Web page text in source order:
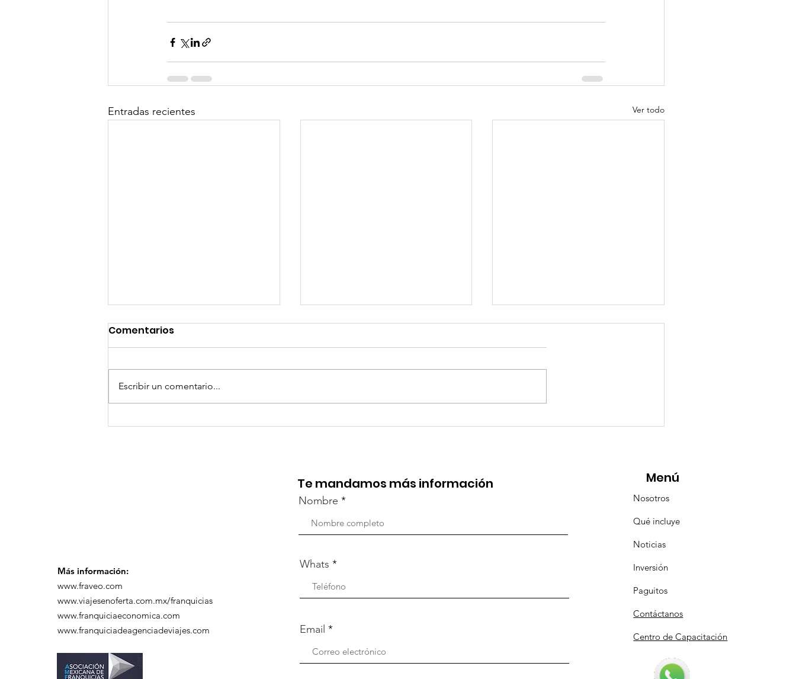
Entradas recientes Ver todo
GoMapTravelByFraveo
TourTravelynByFraveo
ViveMásViajandoByFraveo
Comentarios
Escribir un comentario...
Más información:
www.fraveo.com
www.viajesenoferta.com.mx/franquicias
www.franquiciaeconomica.com
www.franquiciadeagenciadeviajes.com
Te mandamos más información
Nombre
Whats
Email
Menú
Nosotros
Qué incluye
Noticias
Inversión
Paguitos
Contáctanos
Centro de Capacitación